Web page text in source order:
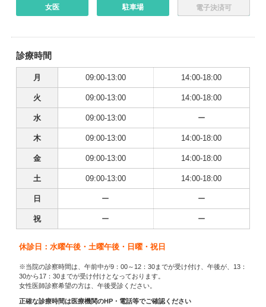
女医 駐車場 電子決済可
診療時間
月 09:00-13:00 14:00-18:00
火 09:00-13:00 14:00-18:00
水 09:00-13:00 ー
木 09:00-13:00 14:00-18:00
金 09:00-13:00 14:00-18:00
土 09:00-13:00 14:00-18:00
日 ー ー
祝 ー ー
休診日：水曜午後・土曜午後・日曜・祝日
※当院の診察時間は、午前中が9：00～12：30までが受け付け、午後が、13：
30から17：30までが受け付けとなっております。
女性医師診察希望の方は、午後受診ください。
正確な診療時間は医療機関のHP・電話等でご確認ください